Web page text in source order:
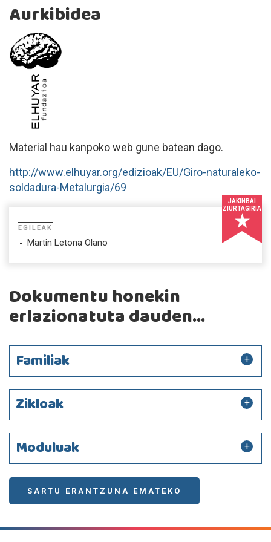
Aurkibidea
Material hau kanpoko web gune batean dago.
http://www.elhuyar.org/edizioak/EU/Giro-naturaleko-
soldadura-Metalurgia/69
JAKINBAI
ZIURTAGIRIA
EGILEAK
Martin Letona Olano
Dokumentu honekin
erlazionatuta dauden...
Familiak
Zikloak
Moduluak
SARTU ERANTZUNA EMATEKO